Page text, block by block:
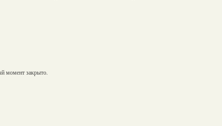
момент закрыто.